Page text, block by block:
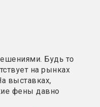
Будь то
на рынках
выставках,
фены давно